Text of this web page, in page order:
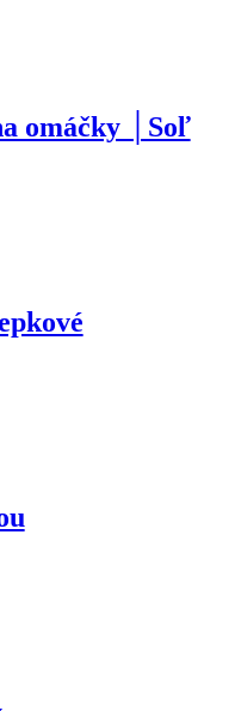
omáčky │Soľ